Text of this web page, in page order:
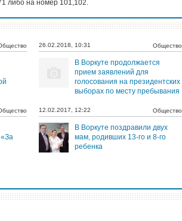
либо на номер 101,102.
Общество
26.02.2018, 10:31
В Воркуте продолжается
прием заявлений для
голосования на президентских
выборах по месту пребывания
Общество
12.02.2017, 12:22
В Воркуте поздравили двух
мам, родивших 13-го и 8-го
ребенка